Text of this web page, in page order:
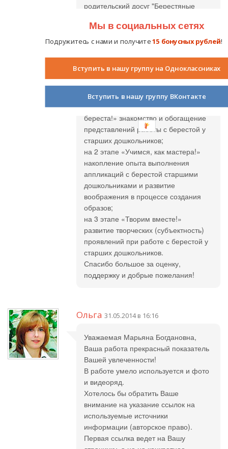
родительский досуг "Берестяные
исследования было именно развитие
творческого воображения детей.
развития творческого воображения на
примере аппликации из бересты по
следующим этапам:
на 1 этапе «Знакомьтесь, чудная
береста!» знакомство и обогащение
представлений работы с берестой у
старших дошкольников;
на 2 этапе «Учимся, как мастера!»
накопление опыта выполнения
аппликаций с берестой старшими
дошкольниками и развитие
воображения в процессе создания
образов;
на 3 этапе «Творим вместе!»
развитие творческих (субъектность)
проявлений при работе с берестой у
старших дошкольников.
Спасибо большое за оценку,
поддержку и добрые пожелания!
Ольга 31.05.2014 в 16:16
Уважаемая Марьяна Богдановна,
Ваша работа прекрасный показатель
Вашей увлеченности!
В работе умело используется и фото
и видеоряд.
Хотелось бы обратить Ваше
внимание на указание ссылок на
используемые источники
информации (авторское право).
Первая ссылка ведет на Вашу
Мы в социальных сетях
Подружитесь с нами и получите15 бонусных рублей!
Вступить в нашу группу на Одноклассниках
Вступить в нашу группу ВКонтакте